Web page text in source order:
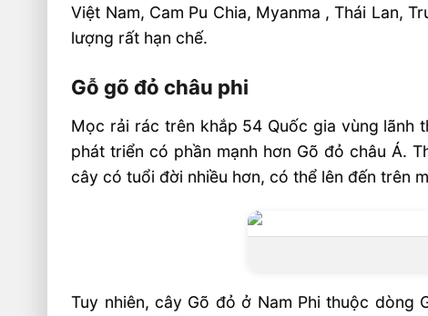
Nên chọn sàn Gõ đỏ Lào hay sàn Gõ đỏ Nam
Video sàn gỗ gõ đỏ nam phi
Những sản phẩm của SHT có thể quý
tâm
Việt Nam, Cam Pu Chia, Myanma , Thái Lan,
lượng rất hạn chế.
Gỗ gõ đỏ châu phi
Mọc rải rác trên khắp 54 Quốc gia vùng lãnh
phát triển có phần mạnh hơn Gõ đỏ châu Á.
cây có tuổi đời nhiều hơn, có thể lên đến trên
Tuy nhiên, cây Gõ đỏ ở Nam Phi thuộc